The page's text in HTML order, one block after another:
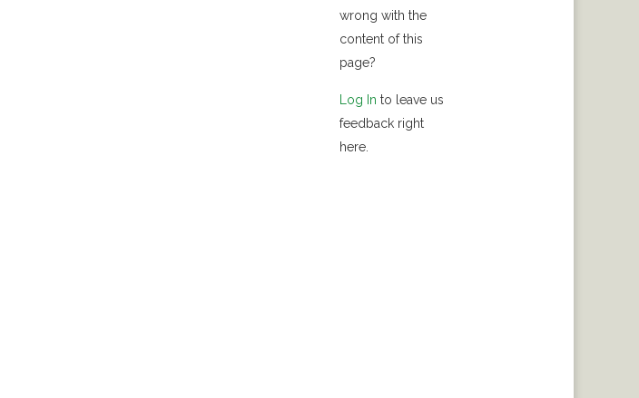
wrong with the
content of this
page?
Log In to leave us
feedback right
here.